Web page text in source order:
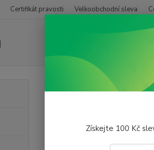
Certifikát pravosti Velkoobchodní sleva
Minerály od A do Z
Jantarový
Akce
Získejte 100 Kč